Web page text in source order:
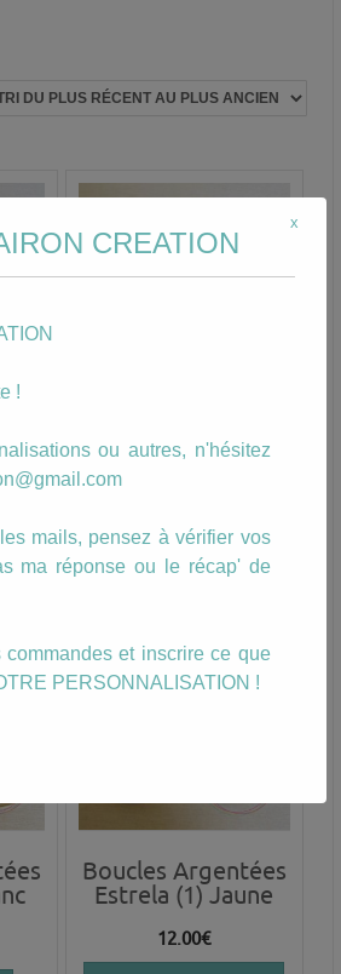
Boucles Argentées
Estrela (5) bleu
Boucles Argentées
Estrela (1) Jaune
12.00€
CREATION
!
ou autres, n'hésitez
mails, pensez à vérifier vos
ma réponse ou le récap' de
et inscrire ce que
PERSONNALISATION !
x